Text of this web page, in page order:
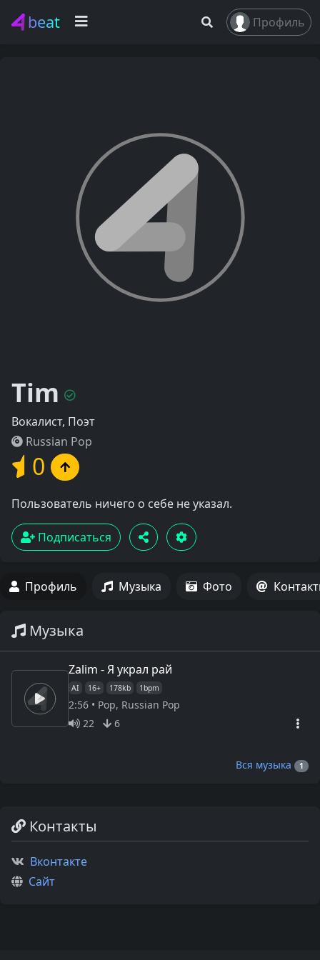
beat Профиль
Tim
Вокалист, Поэт
Russian Pop
0
Пользователь ничего о себе не указал.
Подписаться
Профиль Музыка Фото
Музыка
Zalim - Я украл рай
AI 16+ 178kb 1bpm
2:56 • Pop, Russian Pop
22
6
Вся музыка 1
Контакты
Вконтакте
Сайт